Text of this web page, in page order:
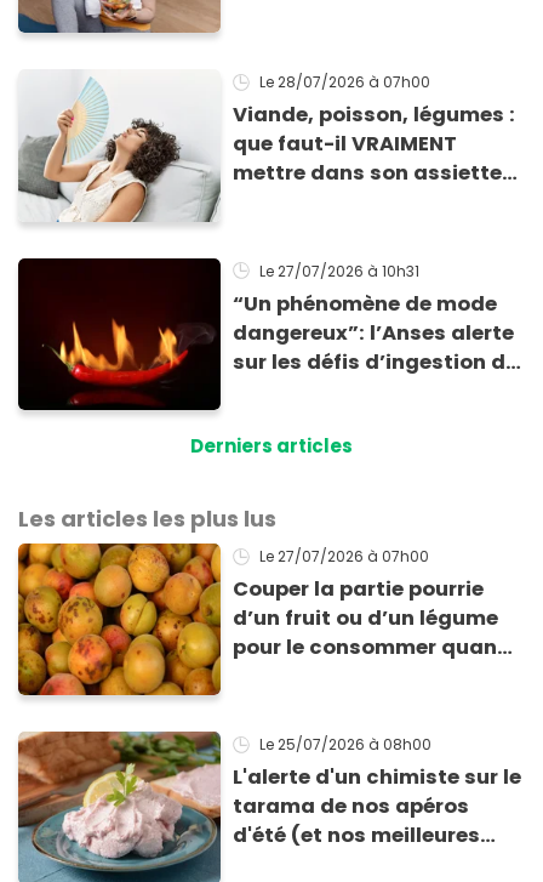
Le 28/07/2026 à 07h00
Viande, poisson, légumes :
que faut-il VRAIMENT
mettre dans son assiette
Le 27/07/2026 à 10h31
“Un phénomène de mode
dangereux”: l’Anses alerte
sur les défis d’ingestion de
Derniers articles
Les articles les plus lus
Le 27/07/2026 à 07h00
Couper la partie pourrie
d’un fruit ou d’un légume
pour le consommer quand
Le 25/07/2026 à 08h00
L'alerte d'un chimiste sur le
tarama de nos apéros
d'été (et nos meilleures